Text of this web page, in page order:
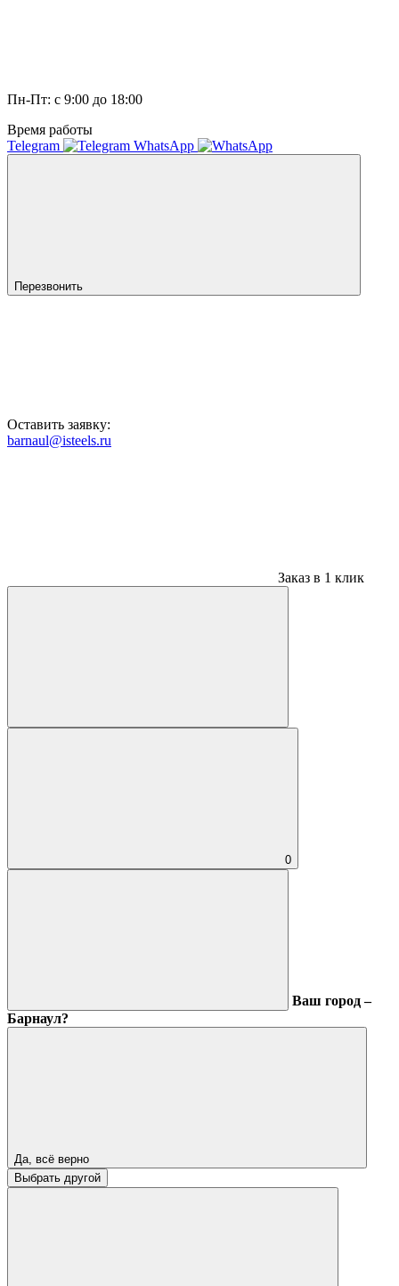
Пн-Пт: с 9:00 до 18:00
Время работы
Telegram
WhatsApp
Перезвонить
Оставить заявку:
barnaul@isteels.ru
Заказ в 1 клик
0
Ваш город –
Барнаул?
Да, всё верно
Выбрать другой